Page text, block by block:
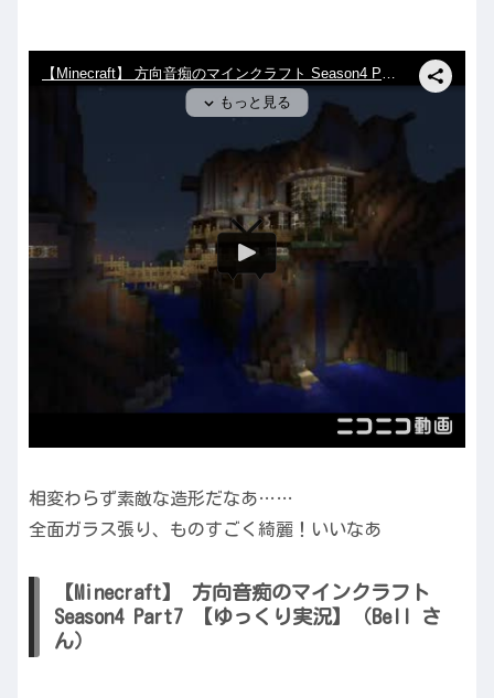
相変わらず素敵な造形だなあ……
全面ガラス張り、ものすごく綺麗！いいなあ
【Minecraft】 方向音痴のマインクラフト
Season4 Part7 【ゆっくり実況】（Bell さ
ん）